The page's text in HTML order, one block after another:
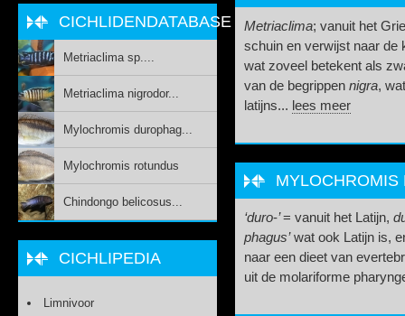
Metriaclima; vanuit het
schuin en verwijst naar de
wat zoveel betekent als
van de begrippen nigra,
latijns... lees meer
MYLOCHROMIS
‘duro-’= vanuit het Latijn,
phagus’wat ook Latijn is,
naar een dieet van
uit de molariforme
CICHLIDENDATABASE
Metriaclima sp....
Metriaclima nigrodor...
Mylochromis durophag...
Mylochromis rotundus
Chindongo belicosus...
CICHLIPEDIA
Limnivoor